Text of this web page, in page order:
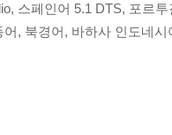
스페인어 5.1 DTS, 포르
, 북경어, 바하사 인도네